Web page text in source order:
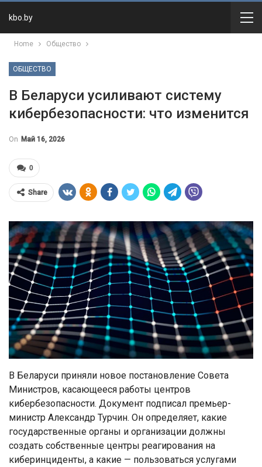
kbo.by
Home Общество
ОБЩЕСТВО
В Беларуси усиливают систему
кибербезопасности: что изменится
On Май 16, 2026
0
Share
В Беларуси приняли новое постановление Совета
Министров, касающееся работы центров
кибербезопасности. Документ подписал премьер-
министр Александр Турчин. Он определяет, какие
государственные органы и организации должны
создать собственные центры реагирования на
киберинциденты, а какие — пользоваться услугами